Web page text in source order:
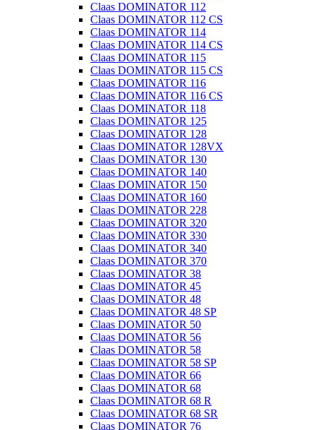
Claas DOMINATOR 112
Claas DOMINATOR 112 CS
Claas DOMINATOR 114
Claas DOMINATOR 114 CS
Claas DOMINATOR 115
Claas DOMINATOR 115 CS
Claas DOMINATOR 116
Claas DOMINATOR 116 CS
Claas DOMINATOR 118
Claas DOMINATOR 125
Claas DOMINATOR 128
Claas DOMINATOR 128VX
Claas DOMINATOR 130
Claas DOMINATOR 140
Claas DOMINATOR 150
Claas DOMINATOR 160
Claas DOMINATOR 228
Claas DOMINATOR 320
Claas DOMINATOR 330
Claas DOMINATOR 340
Claas DOMINATOR 370
Claas DOMINATOR 38
Claas DOMINATOR 45
Claas DOMINATOR 48
Claas DOMINATOR 48 SP
Claas DOMINATOR 50
Claas DOMINATOR 56
Claas DOMINATOR 58
Claas DOMINATOR 58 SP
Claas DOMINATOR 66
Claas DOMINATOR 68
Claas DOMINATOR 68 R
Claas DOMINATOR 68 SR
Claas DOMINATOR 76